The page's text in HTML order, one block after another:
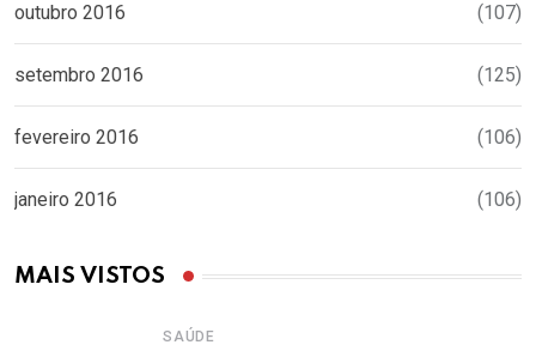
outubro 2016 (107)
setembro 2016 (125)
fevereiro 2016 (106)
janeiro 2016 (106)
MAIS VISTOS
SAÚDE